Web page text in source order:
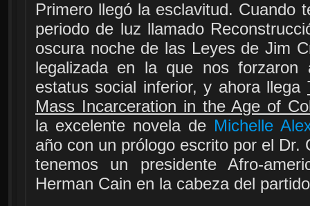
Primero llegó la esclavitud. Cuando
periodo de luz llamado
oscura noche de las Leyes de Jim
legalizada en la que nos forzaron
estatus social inferior, y ahora llega
Mass Incarceration in the Age of
la excelente novela de Michelle
año con un prólogo escrito por el Dr.
tenemos un presidente Afro-
Herman Cain en la cabeza del